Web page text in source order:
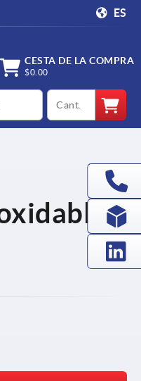
ES
CESTA DE LA COMPRA
$0.00
qty